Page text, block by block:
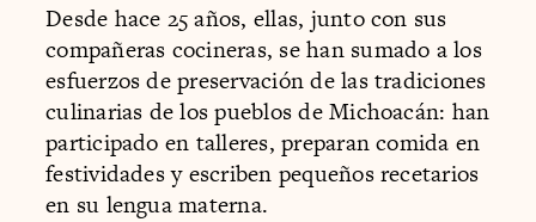
Desde hace 25 años, ellas, junto con sus
compañeras cocineras, se han sumado a los
esfuerzos de preservación de las tradiciones
culinarias de los pueblos de Michoacán: han
participado en talleres, preparan comida en
festividades y escriben pequeños recetarios
en su lengua materna.